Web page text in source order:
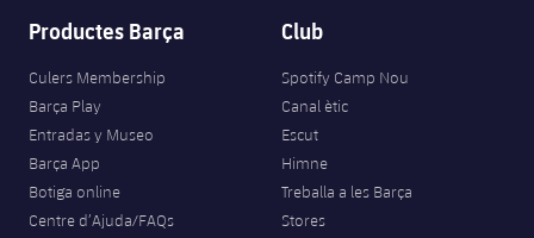
Productes Barça
Culers Membership
Barça Play
Entradas y Museo
Barça App
Botiga online
Centre d’Ajuda/FAQs
Club
Spotify Camp Nou
Canal ètic
Escut
Himne
Treballa a les Barça
Stores